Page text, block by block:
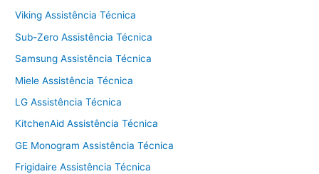
Viking Assistência Técnica
Sub-Zero Assistência Técnica
Samsung Assistência Técnica
Miele Assistência Técnica
LG Assistência Técnica
KitchenAid Assistência Técnica
GE Monogram Assistência Técnica
Frigidaire Assistência Técnica